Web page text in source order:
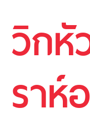
วิกหั
ราห์